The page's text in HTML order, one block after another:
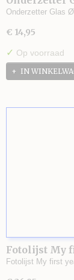
Onderzetter Glas
€ 14,95
✓ Op voorraad
IN
Fotolijst My
Fotolijst My first